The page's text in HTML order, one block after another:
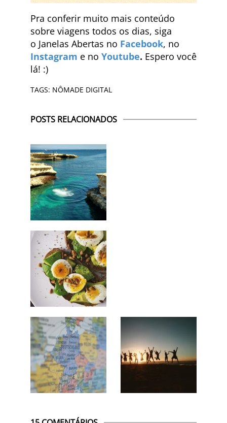
Pra conferir muito mais conteúdo
sobre viagens todos os dias, siga
o Janelas Abertas no Facebook, no
Instagram e no Youtube. Espero você
lá! :)
TAGS: NÔMADE DIGITAL
POSTS RELACIONADOS